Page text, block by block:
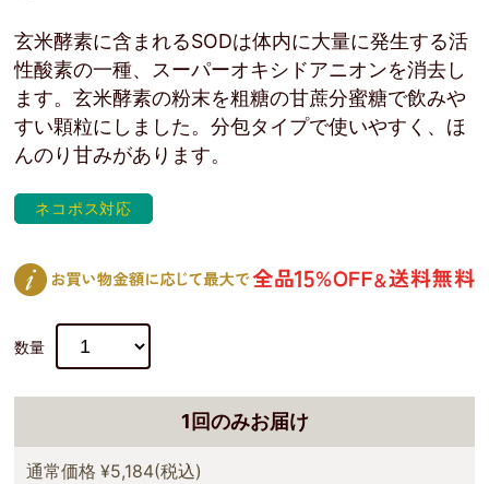
玄米酵素に含まれるSODは体内に大量に発生する活
性酸素の一種、スーパーオキシドアニオンを消去し
ます。玄米酵素の粉末を粗糖の甘蔗分蜜糖で飲みや
すい顆粒にしました。分包タイプで使いやすく、ほ
んのり甘みがあります。
ネコポス対応
数量
1回のみお届け
通常価格¥5,184(税込)